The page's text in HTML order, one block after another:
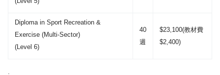
Diploma in Sport Recreation &
Exercise (Multi-Sector)
(Level 6)
40
週
$23,100(教材費
$2,400)